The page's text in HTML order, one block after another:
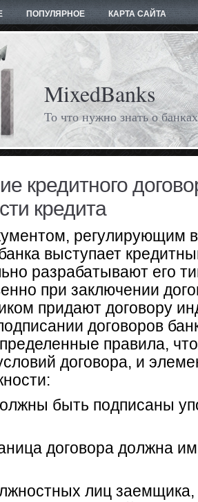
ПОПУЛЯРНОЕ КАРТА САЙТА
MixedBanks
То что нужно знать о банках
кредитного
кредита
регулирующим
выступает
разрабатывают его
при заключении
придают договору
договоров
правила,
договора, и
быть подписаны
договора должна
лиц